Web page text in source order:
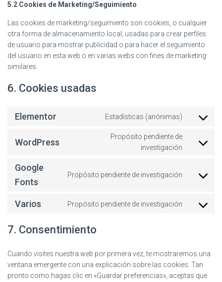
5.2 Cookies de Marketing/Seguimiento
Las cookies de marketing/seguimiento son cookies, o cualquier
otra forma de almacenamiento local, usadas para crear perfiles
de usuario para mostrar publicidad o para hacer el seguimiento
del usuario en esta web o en varias webs con fines de marketing
similares.
6. Cookies usadas
Elementor Estadísticas (anónimas)
WordPress
Propósito pendiente de
investigación
Google
Fonts
Propósito pendiente de investigación
Varios Propósito pendiente de investigación
7. Consentimiento
Cuando visites nuestra web por primera vez, te mostraremos una
ventana emergente con una explicación sobre las cookies. Tan
pronto como hagas clic en «Guardar preferencias», aceptas que